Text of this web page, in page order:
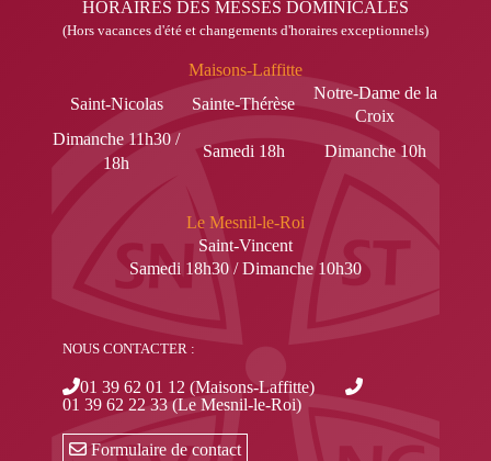
HORAIRES DES MESSES DOMINICALES
(Hors vacances d'été et changements d'horaires exceptionnels)
Maisons-Laffitte
Saint-Nicolas
Sainte-Thérèse
Notre-Dame de la
Croix
Dimanche 11h30 /
18h
Samedi 18h Dimanche 10h
Le Mesnil-le-Roi
Saint-Vincent
Samedi 18h30 / Dimanche 10h30
NOUS CONTACTER :
01 39 62 01 12 (Maisons-Laffitte)
01 39 62 22 33 (Le Mesnil-le-Roi)
Formulaire de contact